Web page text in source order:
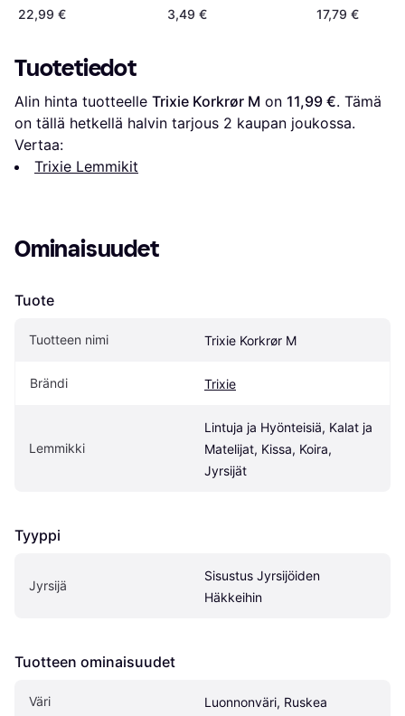
Maissista
22,99 € 3,49 € 17,79 €
Tuotetiedot
Alin hinta tuotteelle Trixie Korkrør M on 11,99 €. Tämä
on tällä hetkellä halvin tarjous 2 kaupan joukossa.
Vertaa:
Trixie Lemmikit
Ominaisuudet
Tuote
Tuotteen nimi Trixie Korkrør M
Brändi Trixie
Lemmikki
Lintuja ja Hyönteisiä, Kalat ja
Matelijat, Kissa, Koira,
Jyrsijät
Tyyppi
Jyrsijä
Sisustus Jyrsijöiden
Häkkeihin
Tuotteen ominaisuudet
Väri Luonnonväri, Ruskea